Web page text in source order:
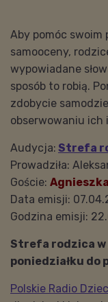
Aby pomóc swoim
samooceny,
wypowiadane
sposób to robią.
zdobycie
obserwowaniu ich
Audycja: Strefa
Prowadziła:
Goście:
Data emisji:
Godzina emisji:
Strefa rodzica w
poniedziałku do
Polskie Radio